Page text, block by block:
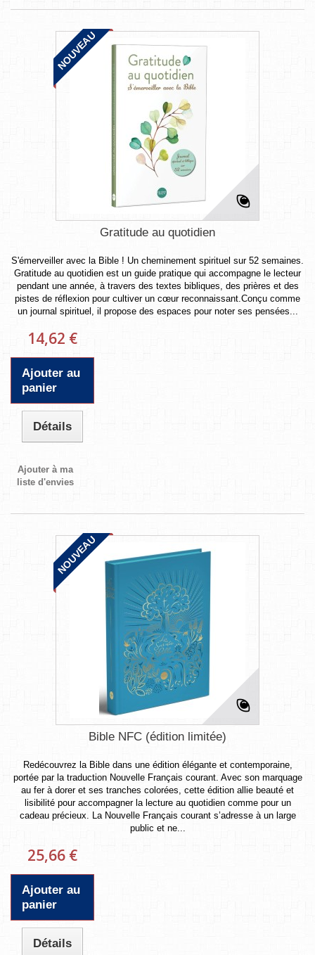
NOUVEAU
Gratitude au quotidien
S'émerveiller avec la Bible ! Un cheminement spirituel sur 52 semaines.
Gratitude au quotidien est un guide pratique qui accompagne le lecteur
pendant une année, à travers des textes bibliques, des prières et des
pistes de réflexion pour cultiver un cœur reconnaissant.Conçu comme
un journal spirituel, il propose des espaces pour noter ses pensées...
14,62 €
Ajouter au
panier
Détails
Ajouter à ma
liste d'envies
NOUVEAU
Bible NFC (édition limitée)
Redécouvrez la Bible dans une édition élégante et contemporaine,
portée par la traduction Nouvelle Français courant. Avec son marquage
au fer à dorer et ses tranches colorées, cette édition allie beauté et
lisibilité pour accompagner la lecture au quotidien comme pour un
cadeau précieux. La Nouvelle Français courant s’adresse à un large
public et ne...
25,66 €
Ajouter au
panier
Détails